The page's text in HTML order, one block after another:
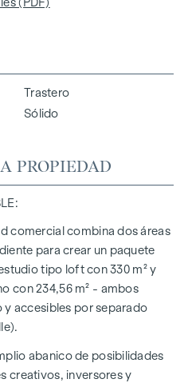
(PDF)
Trastero
Sólido
PROPIEDAD
comercial combina dos áreas
para crear un paquete
tipo loft con 330 m² y
con 234,56 m² - ambos
accesibles por separado
abanico de posibilidades
creativos, inversores y